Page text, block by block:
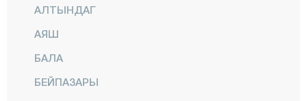
АЛТЫНДАГ
АЯШ
БАЛА
БЕЙПАЗАРЫ